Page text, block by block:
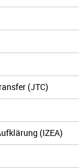
(JTC)
(IZEA)